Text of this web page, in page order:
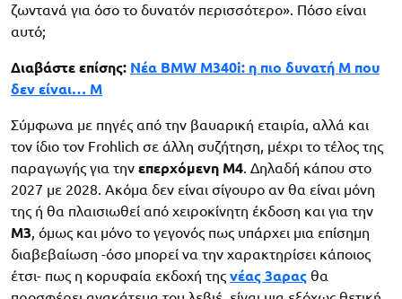
ζωντανά για όσο το δυνατόν περισσότερο». Πόσο είναι
αυτό;
Διαβάστε επίσης: Νέα BMW M340i: η πιο δυνατή Μ που
δεν είναι… Μ
Σύμφωνα με πηγές από την βαυαρική εταιρία, αλλά και
τον ίδιο τον Frohlich σε άλλη συζήτηση, μέχρι το τέλος της
παραγωγής για την επερχόμενη M4. Δηλαδή κάπου στο
2027 με 2028. Ακόμα δεν είναι σίγουρο αν θα είναι μόνη
της ή θα πλαισιωθεί από χειροκίνητη έκδοση και για την
Μ3, όμως και μόνο το γεγονός πως υπάρχει μια επίσημη
διαβεβαίωση -όσο μπορεί να την χαρακτηρίσει κάποιος
έτσι- πως η κορυφαία εκδοχή της νέας 3αρας θα